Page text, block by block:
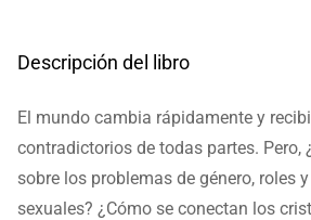
Descripción del libro
El mundo cambia rápidamente y
contradictorios de todas partes. Pero,
sobre los problemas de género, roles
sexuales? ¿Cómo se conectan los